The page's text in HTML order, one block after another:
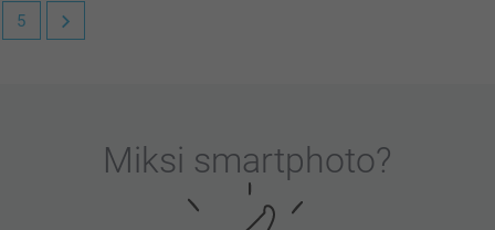
5
Miksi smartphoto?